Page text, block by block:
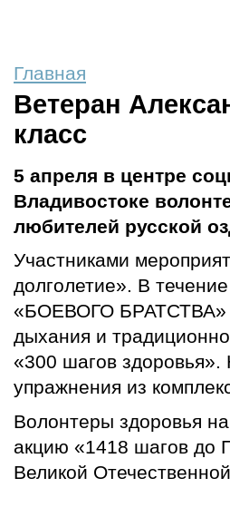
Главная
Ветеран
класс
5 апреля в центре
Владивостоке
любителей русской
Участниками
долголетие». В
«БОЕВОГО БРАТСТВА»
дыхания и
«300 шагов
упражнения из
Волонтеры здоровья
акцию «1418 шагов до
Великой